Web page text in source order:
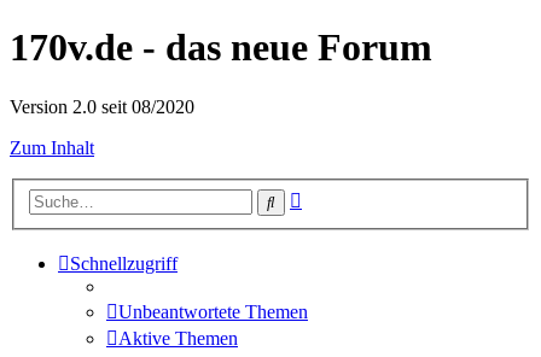
170v.de - das neue Forum
Version 2.0 seit 08/2020
Zum Inhalt
Suche
Schnellzugriff
Unbeantwortete Themen
Aktive Themen